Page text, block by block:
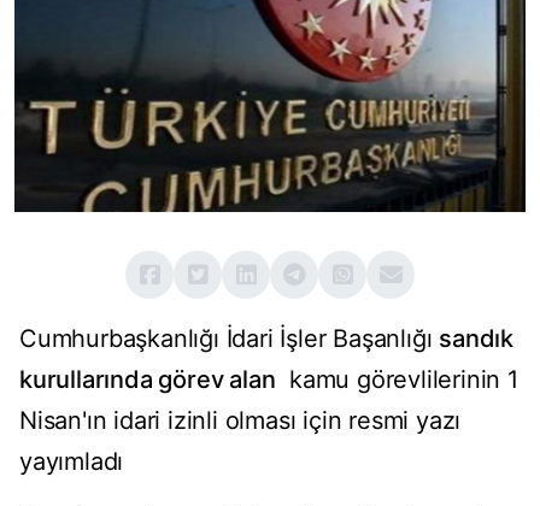
Cumhurbaşkanlığı İdari İşler Başanlığı sandık
kurullarında görev alan kamu görevlilerinin 1
Nisan'ın idari izinli olması için resmi yazı
yayımladı